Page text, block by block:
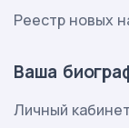
Реестр новых
Ваша
Личный кабинет